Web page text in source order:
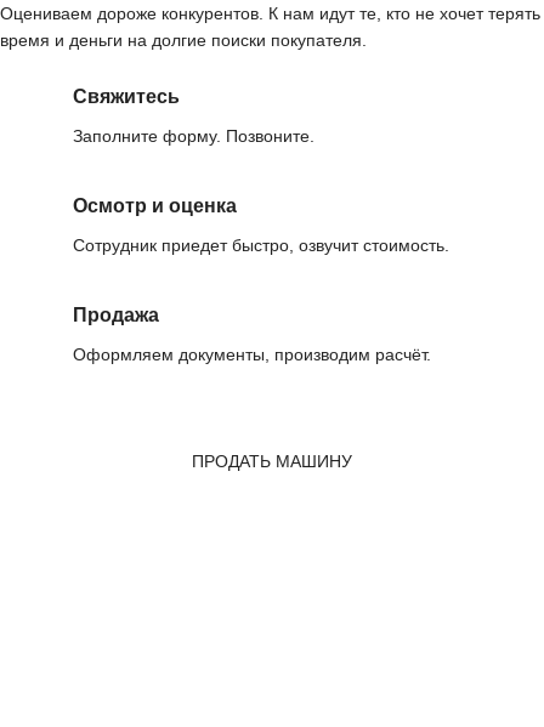
Оцениваем дороже конкурентов. К нам идут те, кто не хочет терять
время и деньги на долгие поиски покупателя.
Свяжитесь
Заполните форму. Позвоните.
Осмотр и оценка
Сотрудник приедет быстро, озвучит стоимость.
Продажа
Оформляем документы, производим расчёт.
ПРОДАТЬ МАШИНУ